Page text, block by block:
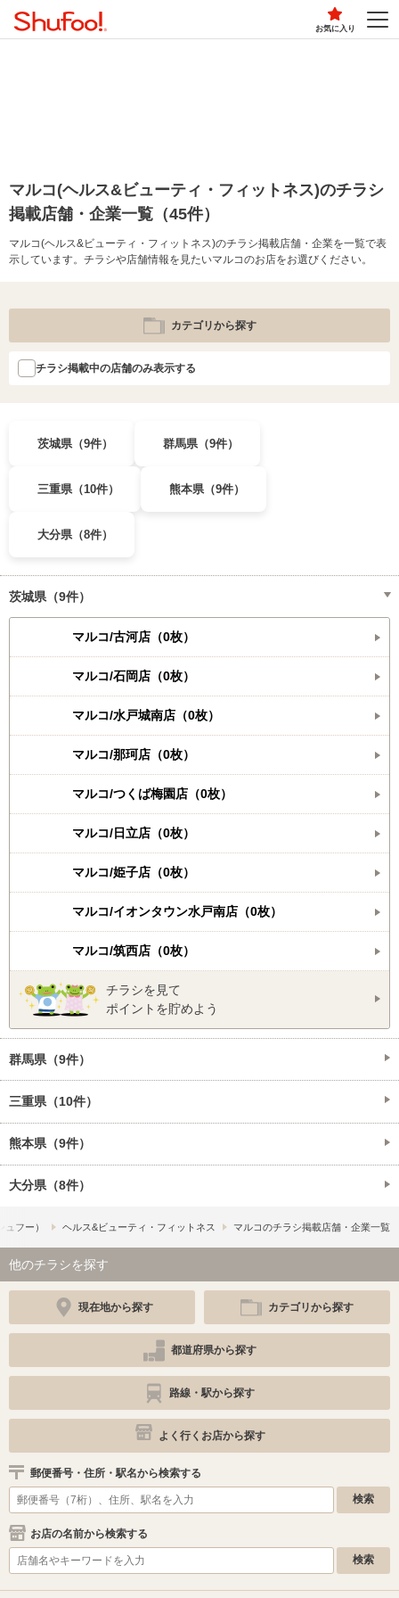
お気に入り
マルコ(ヘルス&ビューティ・フィットネス)のチラシ
掲載店舗・企業一覧（45件）
マルコ(ヘルス&ビューティ・フィットネス)のチラシ掲載店舗・企業を一覧で表
示しています。チラシや店舗情報を見たいマルコのお店をお選びください。
カテゴリから探す
チラシ掲載中の店舗のみ表示する
茨城県（9件） 群馬県（9件）
三重県（10件） 熊本県（9件）
大分県（8件）
茨城県（9件）
マルコ/古河店（0枚）
マルコ/石岡店（0枚）
マルコ/水戸城南店（0枚）
マルコ/那珂店（0枚）
マルコ/つくば梅園店（0枚）
マルコ/日立店（0枚）
マルコ/姫子店（0枚）
マルコ/イオンタウン水戸南店（0枚）
マルコ/筑西店（0枚）
チラシを見て
ポイントを貯めよう
群馬県（9件）
三重県（10件）
熊本県（9件）
大分県（8件）
フー） ヘルス&ビューティ・フィットネス マルコのチラシ掲載店舗・企業一覧
他のチラシを探す
現在地から探す カテゴリから探す
都道府県から探す
路線・駅から探す
よく行くお店から探す
郵便番号・住所・駅名から検索する
お店の名前から検索する